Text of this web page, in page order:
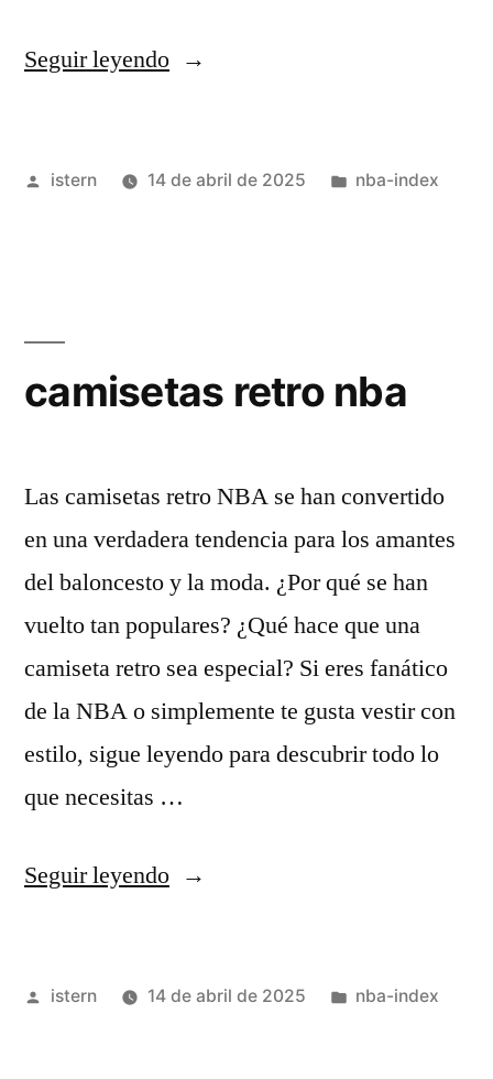
Seguir leyendo«camisas
Publicado
istern 14 de abril de 2025
Publicado
nba-index
camisetas retro nba
Las camisetas retro NBA se han convertido
en una verdadera tendencia para los amantes
del baloncesto y la moda. ¿Por qué se han
vuelto tan populares? ¿Qué hace que una
camiseta retro sea especial? Si eres fanático
de la NBA o simplemente te gusta vestir con
estilo, sigue leyendo para descubrir todo lo
que necesitas …
Seguir leyendo«camisetas
Publicado
istern 14 de abril de 2025
Publicado
nba-index